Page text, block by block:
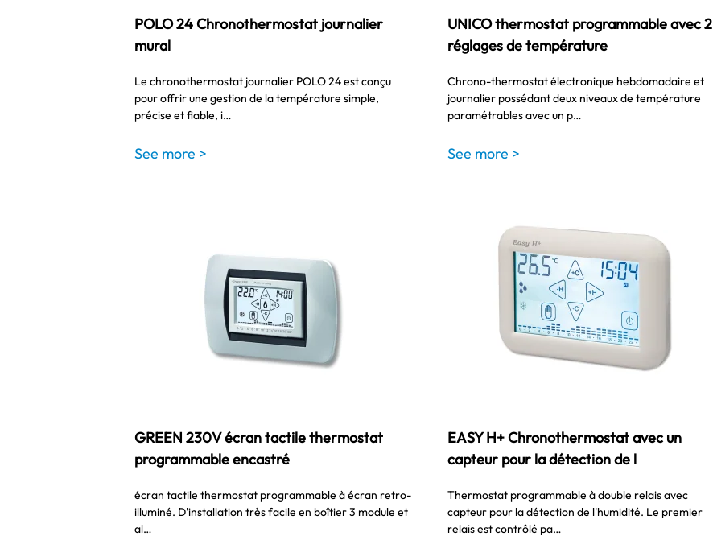
POLO 24 Chronothermostat journalier
mural
Le chronothermostat journalier POLO 24 est conçu
pour offrir une gestion de la température simple,
précise et fiable, i…
See more >
UNICO thermostat programmable avec 2
réglages de température
Chrono-thermostat électronique hebdomadaire et
journalier possédant deux niveaux de température
paramétrables avec un p…
See more >
GREEN 230V écran tactile thermostat
programmable encastré
écran tactile thermostat programmable à écran retro-
illuminé. D'installation très facile en boîtier 3 module et
al…
EASY H+ Chronothermostat avec un
capteur pour la détection de l
Thermostat programmable à double relais avec
capteur pour la détection de l'humidité. Le premier
relais est contrôlé pa…